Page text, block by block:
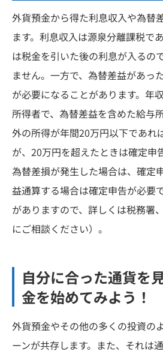
外貨預金から得た利息収入や為替
ます。利息収入は源泉分離課税で
は税金を引いた後の利息が入るの
ません。一方で、為替差益があっ
が必要になることがあります。年
所得者で、為替差益を含めた給与
外の所得が年間20万円以下であれ
が、20万円を超えたときは確定申
為替差損が発生した場合は、確定
益通算する場合は確定申告が必
がありますので、詳しくは税務署
にご相談ください）。
自分に合った通貨を
金を始めてみよう！
外貨預金やその他の多くの投資の
ーンが共存します。また、それは